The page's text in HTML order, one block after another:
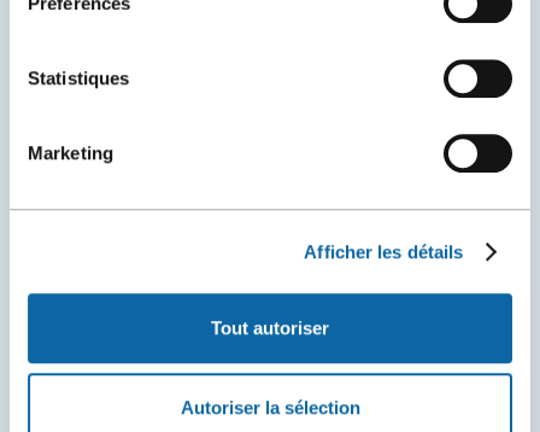
Statistiques
Marketing
Afficher les détails
Tout autoriser
Autoriser la sélection
Natacha Jean nommée présidente du conseil
heureuse d’accueillir sa nouvelle présidente de son
Plus
de